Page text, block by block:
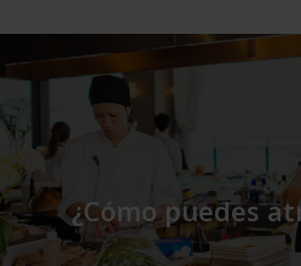
¿Cómo puedes